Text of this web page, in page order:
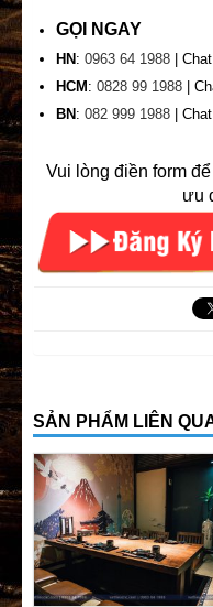
GỌI NGAY
HN : 0963 64 1988 | Chat
HCM : 0828 99 1988 |
BN : 082 999 1988 |
Vui lòng điền form
ưu
SẢN PHẨM LIÊN